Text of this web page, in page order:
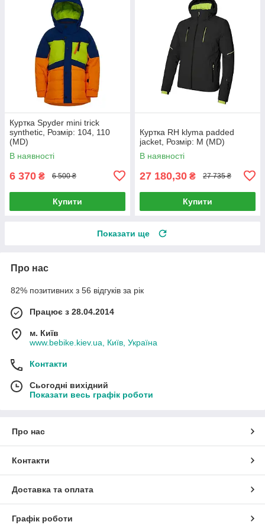
Куртка Spyder mini trick
synthetic, Розмір: 104, 110
(MD)
В наявності
6 370 ₴ 6 500 ₴
Купити
Куртка RH klyma padded
jacket, Розмір: M (MD)
В наявності
27 180,30 ₴ 27 735 ₴
Купити
Показати ще
Про нас
82% позитивних з 56 відгуків за рік
Працює з 28.04.2014
м. Київ
www.bebike.kiev.ua, Київ, Україна
Контакти
Сьогодні вихідний
Показати весь графік роботи
Про нас
Контакти
Доставка та оплата
Графік роботи